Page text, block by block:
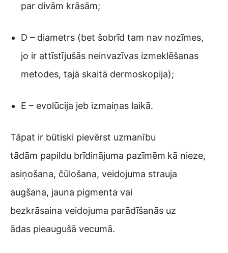
par divām krāsām;
D – diametrs (bet šobrīd tam nav nozīmes,
jo ir attīstījušās neinvazīvas izmeklēšanas
metodes, tajā skaitā dermoskopija);
E – evolūcija jeb izmaiņas laikā.
Tāpat ir būtiski pievērst uzmanību
tādām papildu brīdinājuma pazīmēm kā nieze,
asiņošana, čūlošana, veidojuma strauja
augšana, jauna pigmenta vai
bezkrāsaina veidojuma parādīšanās uz
ādas pieaugušā vecumā.